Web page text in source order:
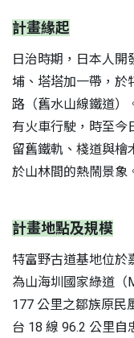
計畫緣起
日治時期，日本人
埔、塔塔加一帶，於
路（舊水山線鐵道）
有火車行駛，時至今
留舊鐵軌、棧道與檜
於山林間的熱鬧景象
計畫地點及規模
特富野古道基地位於
為山海圳國家綠道（
177 公里之鄒族原民
台 18 線 96.2 公里